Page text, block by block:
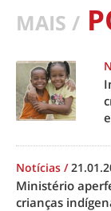
MAIS /
Notícias /
Ministério
crianças